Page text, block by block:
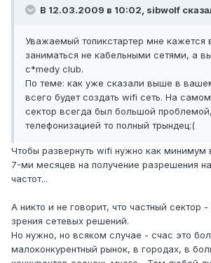
В 12.03.2009 в 10:02, sibwolf
Уважаемый топикстартер мне кажется
заниматься не кабельными сетями, а
c*medy club.
По теме: как уже сказали выше в
всего будет создать wifi сеть. На
сектор всегда был большой
телефонизацией то полный трындец:(
Чтобы развернуть wifi нужно как минимум
7-ми месяцев на получение разрешения
частот...
А никто и не говорит, что частный сектор -
зрения сетевых решений.
Но нужно, но всяком случае - счас это
малоконкурентный рынок, в городах, в